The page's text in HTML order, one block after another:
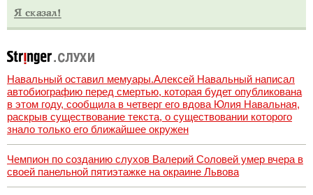
Навальный оставил мемуары.Алексей Навальный написал
автобиографию перед смертью, которая будет опубликована
в этом году, сообщила в четверг его вдова Юлия Навальная,
раскрыв существование текста, о существовании которого
знало только его ближайшее окружен
Чемпион по созданию слухов Валерий Соловей умер вчера в
своей панельной пятиэтажке на окраине Львова